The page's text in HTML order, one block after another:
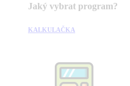
Jaký vybrat program?
KALKULAČKA